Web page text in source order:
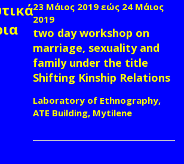
23 Μάιος 2019 εώς 24 Μάιος
2019
two day workshop on
marriage, sexuality and
family under the title
Shifting Kinship Relations
Laboratory of Ethnography,
ATE Building, Mytilene